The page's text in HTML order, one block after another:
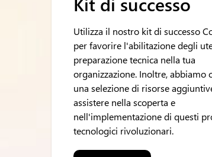
Utilizza il nostro kit di successo
per favorire l'abilitazione degli
preparazione tecnica nella tua
organizzazione. Inoltre, abbiamo
una selezione di risorse
assistere nella scoperta e
nell'implementazione di questi
tecnologici rivoluzionari.